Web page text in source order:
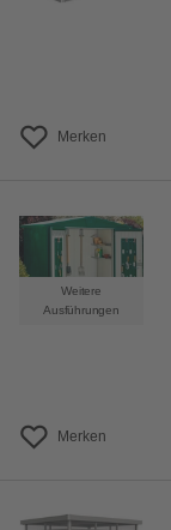
Merken
Weitere
Ausführungen
Merken